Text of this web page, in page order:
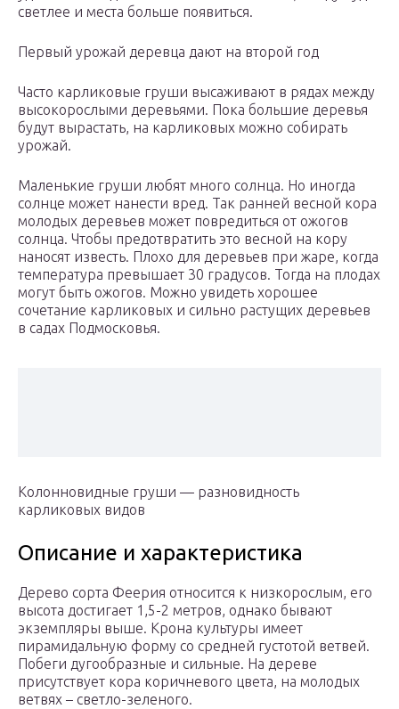
светлее и места больше появиться.
Первый урожай деревца дают на второй год
Часто карликовые груши высаживают в рядах между
высокорослыми деревьями. Пока большие деревья
будут вырастать, на карликовых можно собирать
урожай.
Маленькие груши любят много солнца. Но иногда
солнце может нанести вред. Так ранней весной кора
молодых деревьев может повредиться от ожогов
солнца. Чтобы предотвратить это весной на кору
наносят известь. Плохо для деревьев при жаре, когда
температура превышает 30 градусов. Тогда на плодах
могут быть ожогов. Можно увидеть хорошее
сочетание карликовых и сильно растущих деревьев
в садах Подмосковья.
Колонновидные груши — разновидность
карликовых видов
Описание и характеристика
Дерево сорта Феерия относится к низкорослым, его
высота достигает 1,5-2 метров, однако бывают
экземпляры выше. Крона культуры имеет
пирамидальную форму со средней густотой ветвей.
Побеги дугообразные и сильные. На дереве
присутствует кора коричневого цвета, на молодых
ветвях – светло-зеленого.